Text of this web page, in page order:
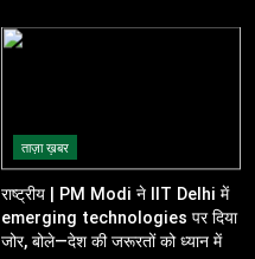
ताज़ा ख़बर
राष्ट्रीय | PM Modi ने IIT Delhi में
emerging technologies पर दिया
जोर, बोले—देश की जरूरतों को ध्यान में